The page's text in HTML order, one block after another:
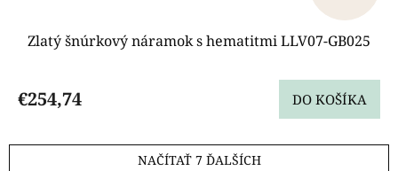
Zlatý šnúrkový náramok s hematitmi LLV07-GB025
€254,74 DO KOŠÍKA
NAČÍTAŤ 7 ĎALŠÍCH